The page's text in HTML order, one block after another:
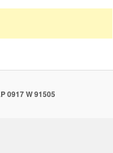
0917 W 91505